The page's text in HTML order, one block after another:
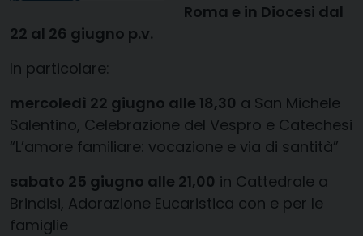
Roma e in Diocesi dal
22 al 26 giugno p.v.
In particolare:
mercoledì 22 giugno alle 18,30 a San Michele
Salentino, Celebrazione del Vespro e Catechesi
“L’amore familiare: vocazione e via di santità”
sabato 25 giugno alle 21,00 in Cattedrale a
Brindisi, Adorazione Eucaristica con e per le
famiglie